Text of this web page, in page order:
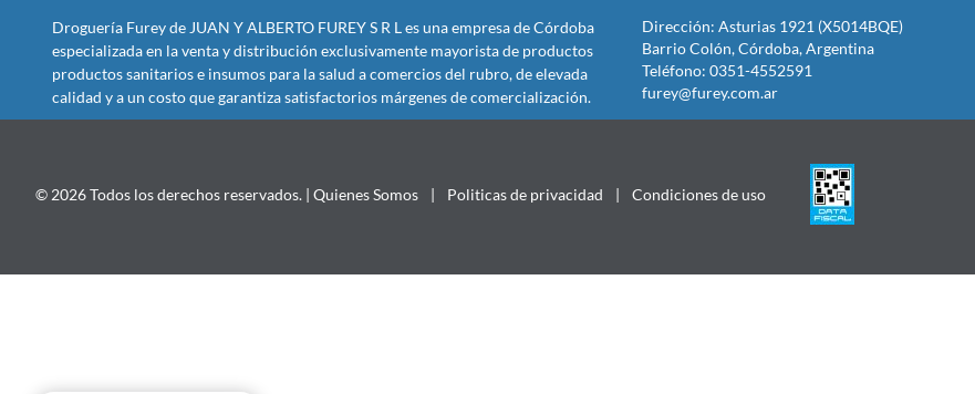
Droguería Furey de JUAN Y ALBERTO FUREY S R L es una empresa de Córdoba
especializada en la venta y distribución exclusivamente mayorista de productos
productos sanitarios e insumos para la salud a comercios del rubro, de elevada
calidad y a un costo que garantiza satisfactorios márgenes de comercialización.
Dirección: Asturias 1921 (X5014BQE)
Barrio Colón, Córdoba, Argentina
Teléfono: 0351-4552591
furey@furey.com.ar
© 2026 Todos los derechos reservados. | Quienes Somos | Politicas de privacidad | Condiciones de uso